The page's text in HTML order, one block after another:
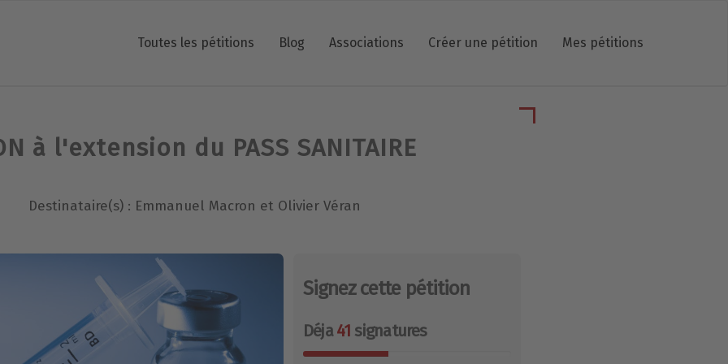
Toutes les pétitions Blog Associations Créer une pétition Mes pétitions
à l'extension du PASS SANITAIRE
Destinataire(s) : Emmanuel Macron et Olivier Véran
Signez cette pétition
Déja41 signatures